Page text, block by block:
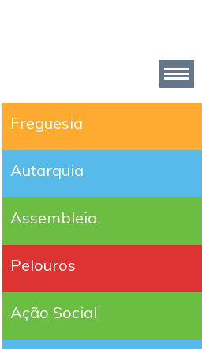
Freguesia
Autarquia
Assembleia
Pelouros
Ação Social